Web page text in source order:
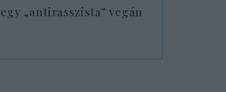
„antirasszista” vegán